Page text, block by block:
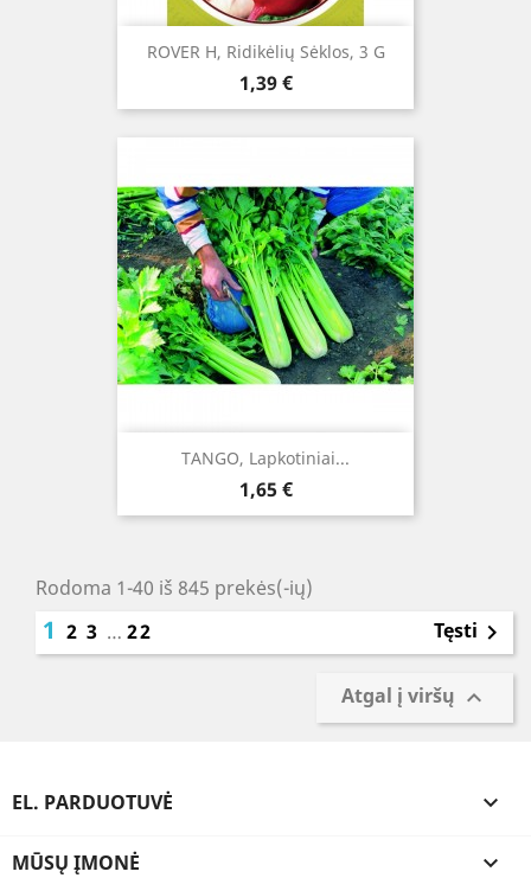
ROVER H, Ridikėlių Sėklos, 3 G
Kaina
1,39 €
TANGO, Lapkotiniai...
Kaina
1,65 €
Rodoma 1-40 iš 845 prekės(-ių)
1 2 3 … 22 Tęsti 
Atgal į viršų 
EL. PARDUOTUVĖ 
MŪSŲ ĮMONĖ 